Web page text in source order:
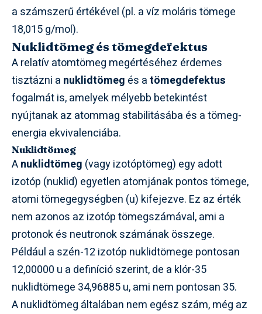
a számszerű értékével (pl. a víz moláris tömege
18,015 g/mol).
Nuklidtömeg és tömegdefektus
A relatív atomtömeg megértéséhez érdemes
tisztázni a nuklidtömeg és atömegdefektus
fogalmát is, amelyek mélyebb betekintést
nyújtanak az atommag stabilitásába és a tömeg-
energia ekvivalenciába.
Nuklidtömeg
Anuklidtömeg (vagy izotóptömeg) egy adott
izotóp (nuklid) egyetlen atomjának pontos tömege,
atomi tömegegységben (u) kifejezve. Ez az érték
nem azonos az izotóp tömegszámával, ami a
protonok és neutronok számának összege.
Például a szén-12 izotóp nuklidtömege pontosan
12,00000 u a definíció szerint, de a klór-35
nuklidtömege 34,96885 u, ami nem pontosan 35.
A nuklidtömeg általában nem egész szám, még az